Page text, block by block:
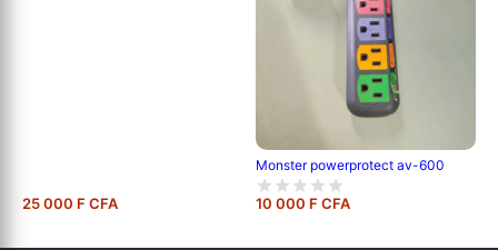
25 000 F CFA
Monster powerprotect av-600
10 000 F CFA